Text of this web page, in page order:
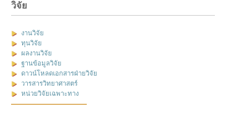
วิจัย
งานวิจัย
ทุนวิจัย
ผลงานวิจัย
ฐานข้อมูลวิจัย
ดาวน์โหลดเอกสารฝ่ายวิจัย
วารสารวิทยาศาสตร์
หน่วยวิจัยเฉพาะทาง